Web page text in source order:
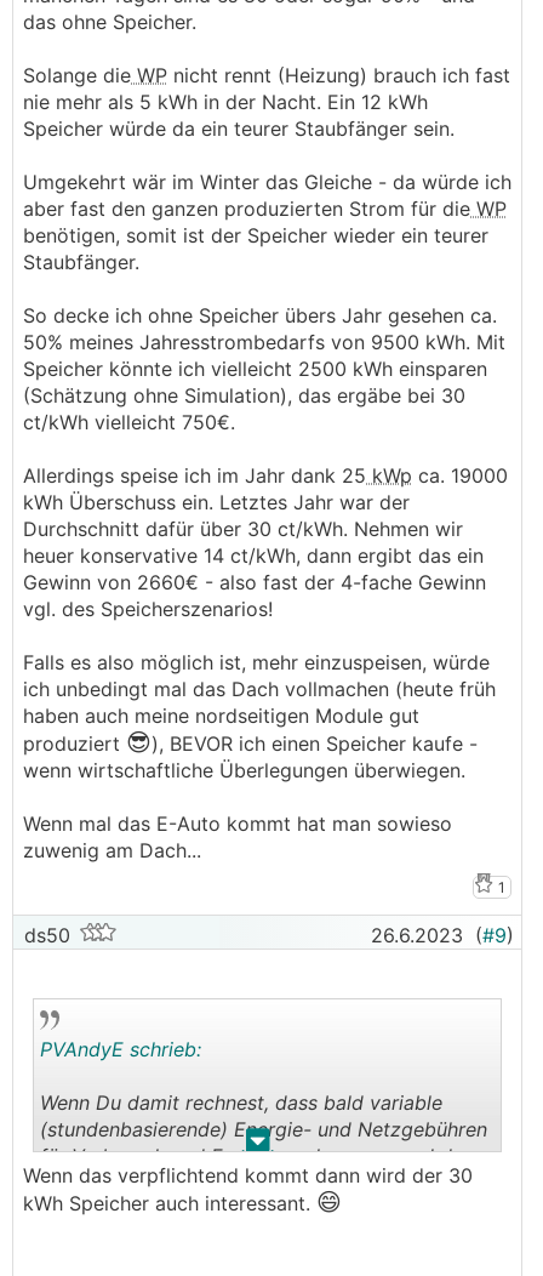
das ohne Speicher.
Solange die WP nicht rennt (Heizung) brauch ich fast
nie mehr als 5 kWh in der Nacht. Ein 12 kWh
Speicher würde da ein teurer Staubfänger sein.
Umgekehrt wär im Winter das Gleiche - da würde ich
aber fast den ganzen produzierten Strom für die WP
benötigen, somit ist der Speicher wieder ein teurer
Staubfänger.
So decke ich ohne Speicher übers Jahr gesehen ca.
50% meines Jahresstrombedarfs von 9500 kWh. Mit
Speicher könnte ich vielleicht 2500 kWh einsparen
(Schätzung ohne Simulation), das ergäbe bei 30
ct/kWh vielleicht 750€.
Allerdings speise ich im Jahr dank 25 kWp ca. 19000
kWh Überschuss ein. Letztes Jahr war der
Durchschnitt dafür über 30 ct/kWh. Nehmen wir
heuer konservative 14 ct/kWh, dann ergibt das ein
Gewinn von 2660€ - also fast der 4-fache Gewinn
vgl. des Speicherszenarios!
Falls es also möglich ist, mehr einzuspeisen, würde
ich unbedingt mal das Dach vollmachen (heute früh
haben auch meine nordseitigen Module gut
produziert 😎), BEVOR ich einen Speicher kaufe -
wenn wirtschaftliche Überlegungen überwiegen.
Wenn mal das E-Auto kommt hat man sowieso
zuwenig am Dach...
1
ds50 26.6.2023 (#9)
. .
PVAndyE schrieb:
Wenn Du damit rechnest, dass bald variable
(stundenbasierende) Energie- und Netzgebühren
für Verbrauch und Erzeugung kommen und du
dich dafür vorbereiten willst,dann betrachte die
Erfahrungswerte der Vergangenheit etwas
Wenn das verpflichtend kommt dann wird der 30
kWh Speicher auch interessant. 😄